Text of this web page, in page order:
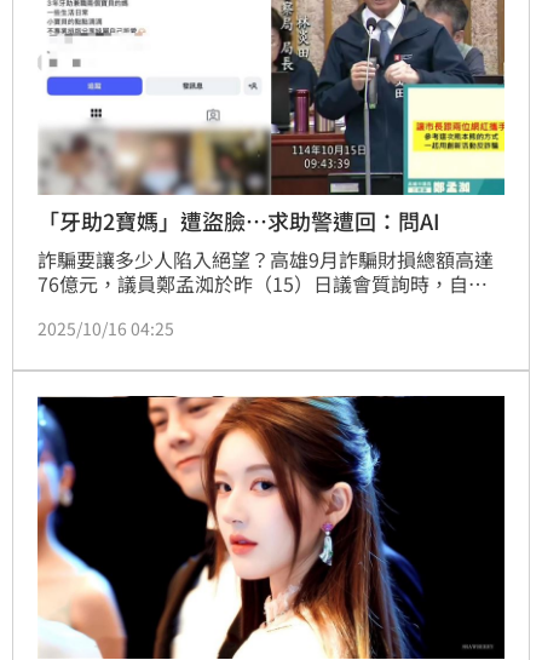
「牙助2寶媽」遭盜臉…求助警遭回：問AI
詐騙要讓多少人陷入絕望？高雄9月詐騙財損總額高達
76億元，議員鄭孟洳於昨（15）日議會質詢時，自曝
FB、IG，只市警局及交通大隊有藍勾勾，恐有受害黑
是當晚，有一名牙助2寶媽遭盜圖，求助警方卻被反
問：「要告什麼都可以，不知道就問AI」，令當事人傻
住。轄區警方回應，當下已依違反著作權法受理報案，
應是電話中溝通誤會。
2025/10/16 04:25